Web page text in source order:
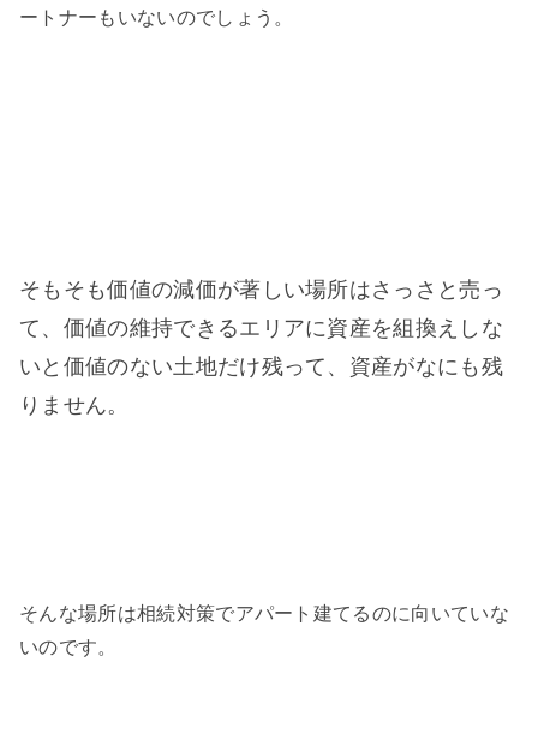
ートナーもいないのでしょう。
そもそも価値の減価が著しい場所はさっさと売っ
て、価値の維持できるエリアに資産を組換えしな
いと価値のない土地だけ残って、資産がなにも残
りません。
そんな場所は相続対策でアパート建てるのに向いていな
いのです。